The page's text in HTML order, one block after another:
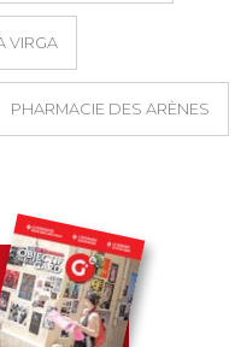
VIRGA
PHARMACIE DES ARÈNES